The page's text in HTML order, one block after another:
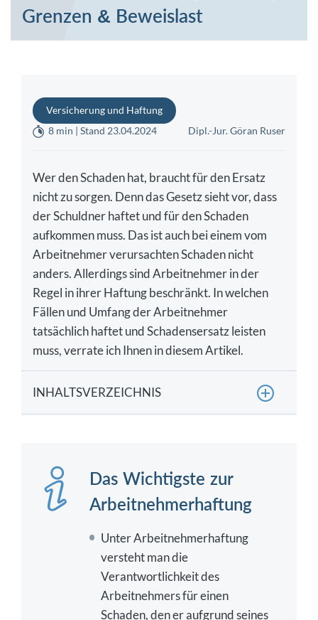
Grenzen & Beweislast
Versicherung und Haftung
8 min | Stand 23.04.2024
Dipl.-Jur. Göran Ruser
Wer den Schaden hat, braucht für den Ersatz
nicht zu sorgen. Denn das Gesetz sieht vor, dass
der Schuldner haftet und für den Schaden
aufkommen muss. Das ist auch bei einem vom
Arbeitnehmer verursachten Schaden nicht
anders. Allerdings sind Arbeitnehmer in der
Regel in ihrer Haftung beschränkt. In welchen
Fällen und Umfang der Arbeitnehmer
tatsächlich haftet und Schadensersatz leisten
muss, verrate ich Ihnen in diesem Artikel.
INHALTSVERZEICHNIS
Was ist die beschränkte Arbeitnehmerhaftung?
Verschuldensgrade: In welchem Umfang haftet
Verschuldensgrad aus?
Wo liegt die Beweislast bei der
Das Wichtigste zur
Arbeitnehmerhaftung
Unter Arbeitnehmerhaftung
versteht man die
Verantwortlichkeit des
Arbeitnehmers für einen
Schaden, den er aufgrund seines